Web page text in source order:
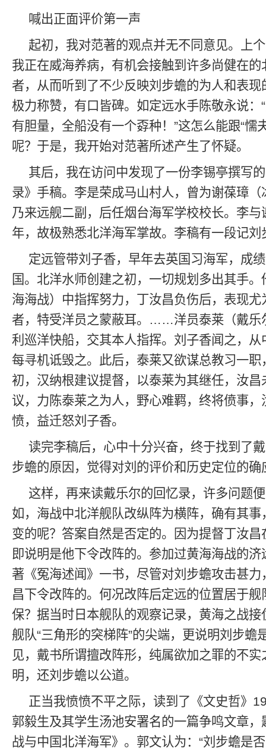
喊出正面评价第一声
起初，我对范著的观点并无不同意见。上
我正在威海养病，有机会接触到许多尚健在
者，从而听到了不少反映刘步蟾的为人和表
极力称赞，有口皆碑。如定远水手陈敬永说：
有胆量，全船没有一个孬种！”这怎么能跟“懦
呢？于是，我开始对范著所述产生了怀疑。
其后，我在访问中发现了一份李锡亭撰写
录》手稿。李是荣成马山村人，曾为谢葆璋
乃来远舰二副，后任烟台海军学校校长。李
年，故极熟悉北洋海军掌故。李稿有一段记刘
定远管带刘子香，早年去英国习海军，成
国。北洋水师创建之初，一切规划多出其手
海海战）中指挥努力，丁汝昌负伤后，表现
者，特受洋员之蒙蔽耳。……洋员泰莱（戴乐
利巡洋快船，交其本人指挥。刘子香闻之，
每寻机诋毁之。此后，泰莱又欲谋总教习一
初，汉纳根建议提督，以泰莱为其继任，汝
议，力陈泰莱之为人，野心难羁，终将偾事
愤，益迁怒刘子香。
读完李稿后，心中十分兴奋，终于找到了
步蟾的原因，觉得对刘的评价和历史定位的确
这样，再来读戴乐尔的回忆录，许多问题
如，海战中北洋舰队改纵阵为横阵，确有其
变的呢？答案自然是否定的。因为提督丁汝
即说明是他下令改阵的。参加过黄海海战的
著《冤海述闻》一书，尽管对刘步蟾攻击甚
昌下令改阵的。何况改阵后定远的位置居于
保？据当时日本舰队的观察记录，黄海之战
舰队“三角形的突梯阵”的尖端，更说明刘步蟾
见，戴书所谓擅改阵形，纯属欲加之罪的不
明，还刘步蟾以公道。
正当我愤愤不平之际，读到了《文史哲》
郭毅生及其学生汤池安署名的一篇争鸣文章
战与中国北洋海军》。郭文认为：“刘步蟾是